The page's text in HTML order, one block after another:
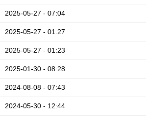
2025-05-27 - 07:04
2025-05-27 - 01:27
2025-05-27 - 01:23
2025-01-30 - 08:28
2024-08-08 - 07:43
2024-05-30 - 12:44